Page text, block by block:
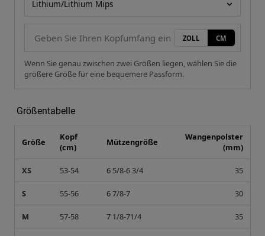
ZOLL CM
Wenn Sie genau zwischen zwei Größen liegen, wählen Sie die
größere Größe für eine bequemere Passform.
Größentabelle
Größe
Kopf
(cm)
Mützengröße
Wangenpolster
(mm)
XS 53-54 6 5/8-6 3/4 35
S 55-56 6 7/8-7 30
M 57-58 7 1/8-71/4 35